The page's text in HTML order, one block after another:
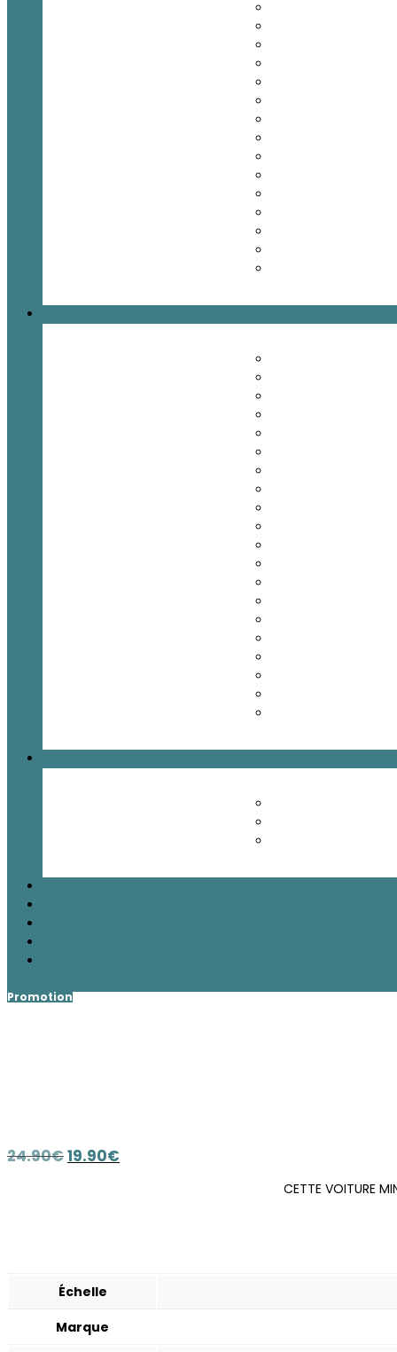
24.90€ Le
19.90€
CETTE VOITURE
Échelle
Marque